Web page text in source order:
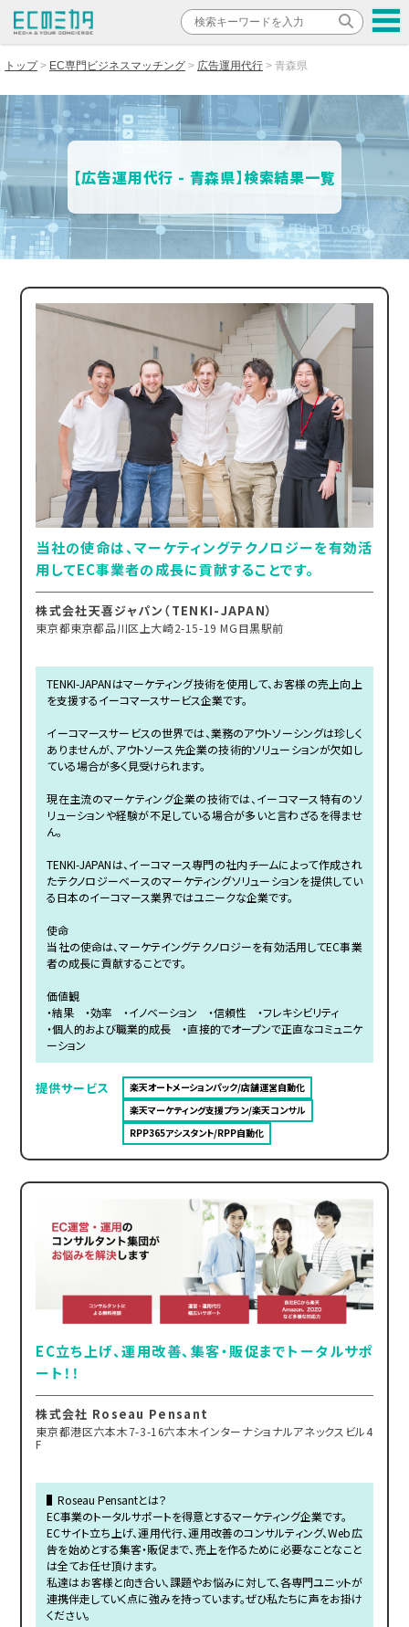
トップ EC専門ビジネスマッチング 広告運用代行 青森県
【広告運用代行 - 青森県】検索結果一覧
当社の使命は、マーケティングテクノロジーを有効活
用してEC事業者の成長に貢献することです。
株式会社天喜ジャパン（TENKI-JAPAN）
東京都東京都品川区上大崎2-15-19 MG目黒駅前
TENKI-JAPANはマーケティング技術を使用して、お客様の売上向上
を支援するイーコマースサービス企業です。
イーコマースサービスの世界では、業務のアウトソーシングは珍しく
ありませんが、アウトソース先企業の技術的ソリューションが欠如し
ている場合が多く見受けられます。
現在主流のマーケティング企業の技術では、イーコマース特有のソ
リューションや経験が不足している場合が多いと言わざるを得ませ
ん。
TENKI-JAPANは、イーコマース専門の社内チームによって作成され
たテクノロジーベースのマーケティングソリューションを提供してい
る日本のイーコマース業界ではユニークな企業です。
使命
当社の使命は、マーケテイングテクノロジーを有効活用してEC事業
者の成長に貢献することです。
価値観
・結果 ・効率 ・イノベーション ・信頼性 ・フレキシビリティ
・個人的および職業的成長 ・直接的でオープンで正直なコミュニケ
ーション
提供サービス
楽天オートメーションパック/店舗運営自動化
楽天マーケティング支援プラン/楽天コンサル
RPP365アシスタント/RPP自動化
EC立ち上げ、運用改善、集客・販促までトータルサポ
ート！！
株式会社 Roseau Pensant
東京都港区六本木7-3-16六本木インターナショナルアネックスビル4
F
▌Roseau Pensantとは？
EC事業のトータルサポートを得意とするマーケティング企業です。
ECサイト立ち上げ、運用代行、運用改善のコンサルティング、Web広
告を始めとする集客・販促まで、売上を作るために必要なことなこと
は全てお任せ頂けます。
私達はお客様と向き合い、課題やお悩みに対して、各専門ユニットが
連携伴走していく点に強みを持っています。ぜひ私たちに声をお掛け
ください。